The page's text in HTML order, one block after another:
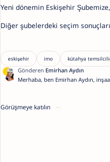
Yeni dönemin Eskişehir
Diğer şubelerdeki seçim
Merhaba, ben Emirhan Aydın,
inşaat işlerinde bir profesyonele
Görüşmeye katılın